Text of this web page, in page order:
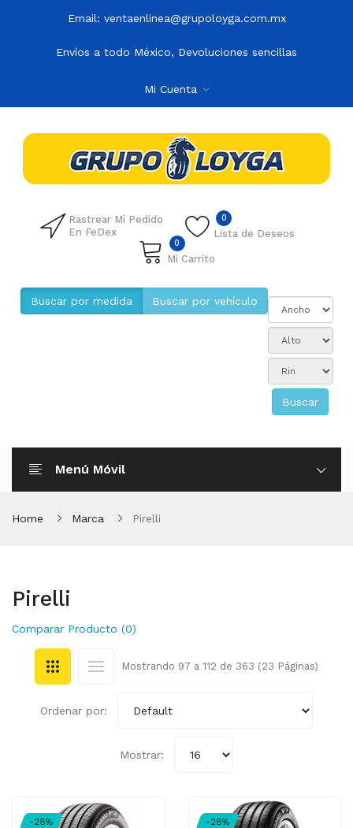
Email: ventaenlinea@grupoloyga.com.mx
Envíos a todo México, Devoluciones sencillas
Mi Cuenta
Rastrear Mi Pedido
En FeDex
Lista de Deseos
0
0
Mi Carrito
Buscar por medida Buscar por vehículo
Buscar
Menú Móvil
Home Marca Pirelli
Pirelli
Comparar Producto (0)
Mostrando 97 a 112 de 363 (23 Páginas)
Ordenar por:
Mostrar:
-28% -28%